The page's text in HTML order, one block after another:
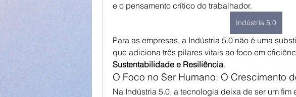
e o pensamento crítico do trabalhador.
Indústria 5.0
Para as empresas, a Indústria 5.0 não é uma
que adiciona três pilares vitais ao foco em
Sustentabilidade e Resiliência.
O Foco no Ser Humano: O Crescimento
Na Indústria 5.0, a tecnologia deixa de ser um fim